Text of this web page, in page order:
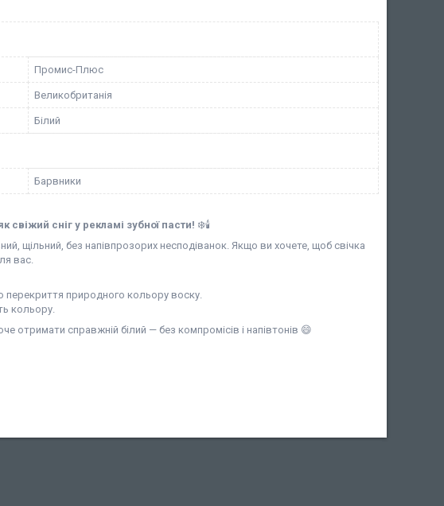
Промис-Плюс
Великобританія
Білий
Барвники
свіжий сніг у рекламі зубної пасти! ❄️🕯
щільний, без напівпрозорих несподіванок. Якщо ви хочете, щоб свічка
вас.
природного кольору воску.
кольору.
отримати справжній білий — без компромісів і напівтонів 😄